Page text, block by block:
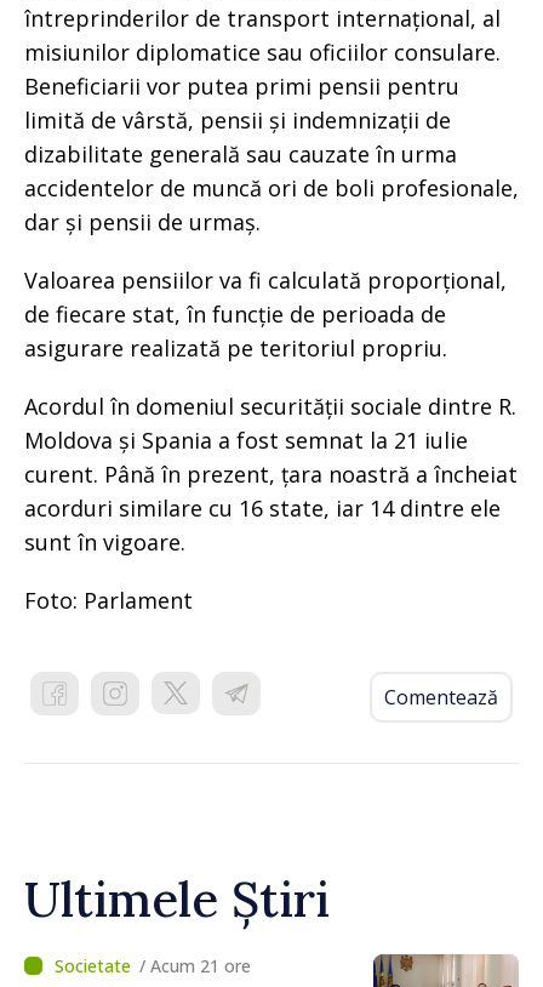
întreprinderilor de transport internațional, al
misiunilor diplomatice sau oficiilor consulare.
Beneficiarii vor putea primi pensii pentru
limită de vârstă, pensii și indemnizații de
dizabilitate generală sau cauzate în urma
accidentelor de muncă ori de boli profesionale,
dar și pensii de urmaș.
Valoarea pensiilor va fi calculată proporțional,
de fiecare stat, în funcție de perioada de
asigurare realizată pe teritoriul propriu.
Acordul în domeniul securității sociale dintre R.
Moldova și Spania a fost semnat la 21 iulie
curent. Până în prezent, țara noastră a încheiat
acorduri similare cu 16 state, iar 14 dintre ele
sunt în vigoare.
Foto: Parlament
Comentează
Ultimele Știri
/ Acum 21 ore